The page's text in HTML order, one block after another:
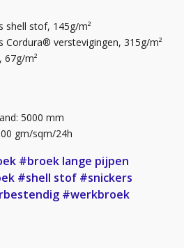
shell stof, 145g/m²
Cordura® verstevigingen, 315g/m²
67g/m²
5000 mm
gm/sqm/24h
#broek lange pijpen
#shell stof #snickers
#werkbroek